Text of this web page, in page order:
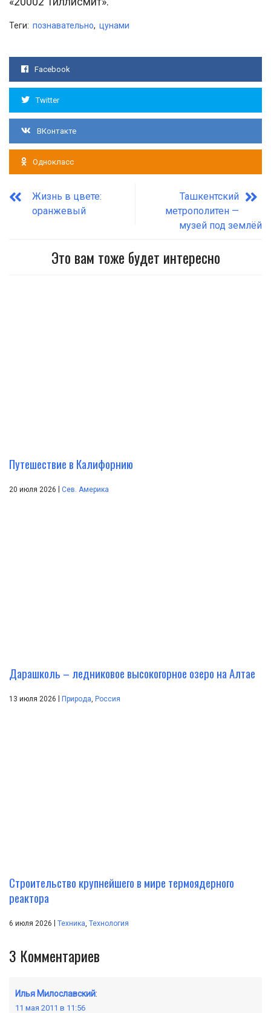
Теги: познавательно, цунами
Facebook
Twitter
ВКонтакте
Однокласс
Жизнь в цвете:
оранжевый
Ташкентский
метрополитен —
музей под землёй
Это вам тоже будет интересно
Путешествие в Калифорнию
20 июля 2026 Сев. Америка
Дарашколь – ледниковое высокогорное озеро на Алтае
13 июля 2026 Природа, Россия
Строительство крупнейшего в мире термоядерного
реактора
6 июля 2026 | Техника, Технология
3 Комментариев
Илья Милославский:
11 мая 2011 в 11:56